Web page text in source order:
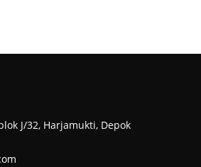
J/32, Harjamukti, Depok